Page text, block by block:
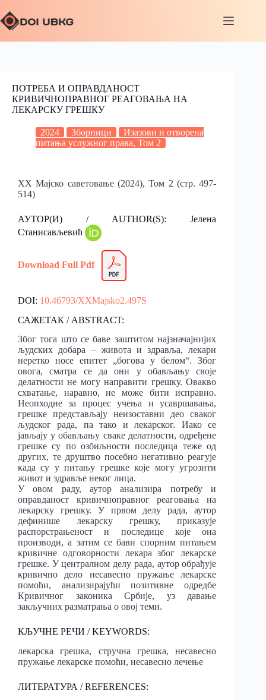
ПОТРЕБА И ОПРАВДАНОСТ
КРИВИЧНОПРАВНОГ РЕАГОВАЊА НА
ЛЕКАРСКУ ГРЕШКУ
2024 Зборници
Изазови и отворена
питања услужног права, Том 2
XX Мајско саветовање (2024), Том 2 (стр. 497-
514)
АУТОР(И) / AUTHOR(S): Јелена
Станисављевић
Download Full Pdf
DOI: 10.46793/XXMajsko2.497S
САЖЕТАК / ABSTRACT:
Због тога што се баве заштитом најзначајнијих
људских добара – живота и здравља, лекари
неретко носе епитет „богова у белом“. Због
овога, сматра се да они у обављању своје
делатности не могу направити грешку. Овакво
схватање, наравно, не може бити исправно.
Неопходне за процес учења и усавршавања,
грешке представљају неизоставни део сваког
људског рада, па тако и лекарског. Иако се
јављају у обављању сваке делатности, одређене
грешке су по озбиљности последица теже од
других, те друштво посебно негативно реагује
када су у питању грешке које могу угрозити
живот и здравље неког лица.
У овом раду, аутор анализира потребу и
оправданост кривичноправног реаговања на
лекарску грешку. У првом делу рада, аутор
дефинише лекарску грешку, приказује
распорстрањеност и последице које она
производи, а затим се бави спорним питањем
кривичне одговорности лекара због лекарске
грешке. У централном делу рада, аутор обрађује
кривично дело несавесно пружање лекарске
помоћи, анализирајући позитивне одредбе
Кривичног законика Србије, уз давање
закључних разматрања о овој теми.
КЉУЧНЕ РЕЧИ / KEYWORDS:
лекарска грешка, стручна грешка, несавесно
пружање лекарске помоћи, несавесно лечење
ЛИТЕРАТУРА / REFERENCES: